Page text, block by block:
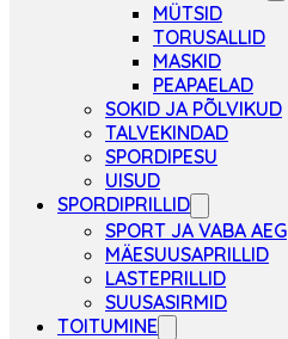
MÜTSID
TORUSALLID
MASKID
PEAPAELAD
SOKID JA PÕLVIKUD
TALVEKINDAD
SPORDIPESU
UISUD
SPORDIPRILLID
SPORT JA VABA AEG
MÄESUUSAPRILLID
LASTEPRILLID
SUUSASIRMID
TOITUMINE